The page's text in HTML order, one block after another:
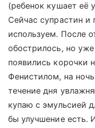
(ребенок кушает её
Сейчас супрастин
используем. После
обострилось, но
появились корочки
Фенистилом, на
течение дня
купаю с эмульсией
бы улучшение есть.